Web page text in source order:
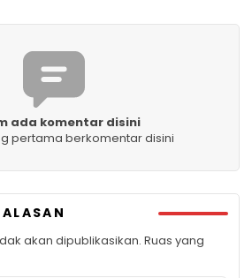
ada komentar disini
pertama berkomentar disini
akan dipublikasikan. Ruas yang